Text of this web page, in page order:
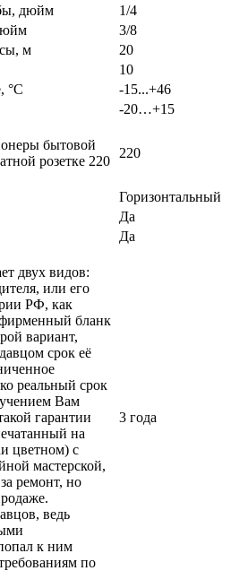
дюйм
1/4
3/8
м
20
10
°С
-15...+46
-20…+15
бытовой
розетке 220
220
Горизонтальный
Да
Да
двух видов:
или его
РФ, как
фирменный бланк
вариант,
срок её
реальный срок
Вам
гарантии
на
цветном) с
мастерской,
ремонт, но
ведь
к ним
по
3 года